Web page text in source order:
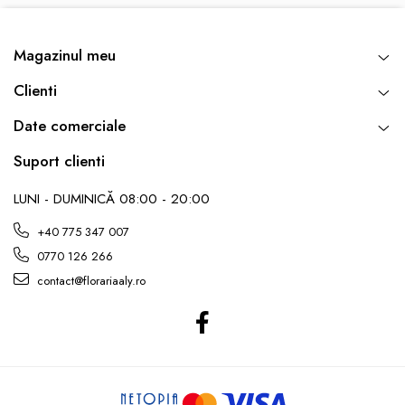
Magazinul meu
Clienti
Date comerciale
Suport clienti
LUNI - DUMINICĂ 08:00 - 20:00
+40 775 347 007
0770 126 266
contact@florariaaly.ro